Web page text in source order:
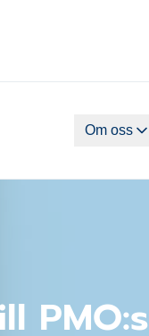
Om oss
PMO:s